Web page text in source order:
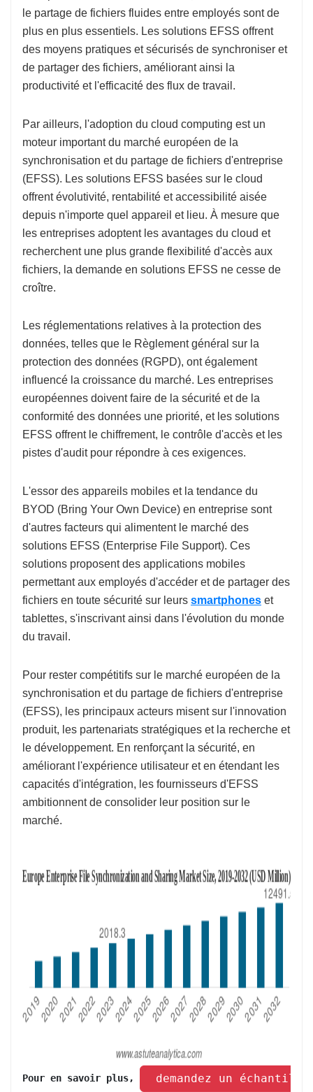
le partage de fichiers fluides entre employés sont de
plus en plus essentiels. Les solutions EFSS offrent
des moyens pratiques et sécurisés de synchroniser et
de partager des fichiers, améliorant ainsi la
productivité et l'efficacité des flux de travail.
Par ailleurs, l'adoption du cloud computing est un
moteur important du marché européen de la
synchronisation et du partage de fichiers d'entreprise
(EFSS). Les solutions EFSS basées sur le cloud
offrent évolutivité, rentabilité et accessibilité aisée
depuis n'importe quel appareil et lieu. À mesure que
les entreprises adoptent les avantages du cloud et
recherchent une plus grande flexibilité d'accès aux
fichiers, la demande en solutions EFSS ne cesse de
croître.
Les réglementations relatives à la protection des
données, telles que le Règlement général sur la
protection des données (RGPD), ont également
influencé la croissance du marché. Les entreprises
européennes doivent faire de la sécurité et de la
conformité des données une priorité, et les solutions
EFSS offrent le chiffrement, le contrôle d'accès et les
pistes d'audit pour répondre à ces exigences.
L'essor des appareils mobiles et la tendance du
BYOD (Bring Your Own Device) en entreprise sont
d'autres facteurs qui alimentent le marché des
solutions EFSS (Enterprise File Support). Ces
solutions proposent des applications mobiles
permettant aux employés d'accéder et de partager des
fichiers en toute sécurité sur leurs smartphones et
tablettes, s'inscrivant ainsi dans l'évolution du monde
du travail.
Pour rester compétitifs sur le marché européen de la
synchronisation et du partage de fichiers d'entreprise
(EFSS), les principaux acteurs misent sur l'innovation
produit, les partenariats stratégiques et la recherche et
le développement. En renforçant la sécurité, en
améliorant l'expérience utilisateur et en étendant les
capacités d'intégration, les fournisseurs d'EFSS
ambitionnent de consolider leur position sur le
marché.
Pour en savoir plus, demandez un